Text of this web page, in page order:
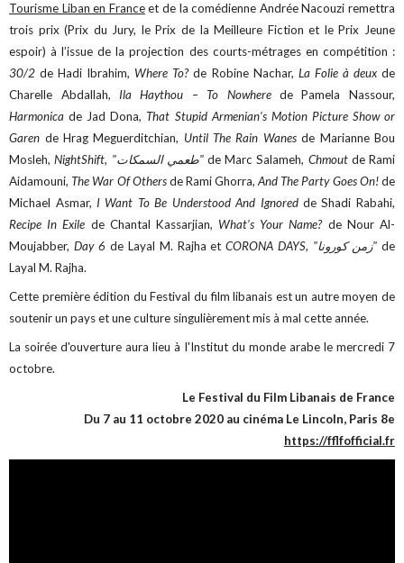
Tourisme Liban en Franceet de la comédienne Andrée Nacouzi remettra
trois prix (Prix du Jury, le Prix de la Meilleure Fiction et le Prix Jeune
espoir) à l’issue de la projection des courts-métrages en compétition :
30/2de Hadi Ibrahim, Where To?de Robine Nachar, La Folie à deuxde
Charelle Abdallah, Ila Haythou – To Nowherede Pamela Nassour,
Harmonica de Jad Dona,That Stupid Armenian’s Motion Picture Show or
Garen de Hrag Meguerditchian, Until The Rain Wanesde Marianne Bou
Mosleh,
NightShift, "طعمي السمكات"de Marc Salameh, Chmoutde Rami
Aidamouni,The War Of Othersde Rami Ghorra,And The Party Goes On!de
Michael Asmar, I Want To Be Understood And Ignoredde Shadi Rabahi,
Recipe In Exile de Chantal Kassarjian, What’s Your Name?de Nour Al-
Moujabber,Day 6 de Layal M. Rajha et CORONA DAYS, "زمن كورونا" de
Layal M. Rajha.
Cette première édition du Festival du film libanais est un autre moyen de
soutenir un pays et une culture singulièrement mis à mal cette année.
La soirée d'ouverture aura lieu à l'Institut du monde arabe le mercredi 7
octobre.
Le Festival du Film Libanais de France
Du 7 au 11 octobre 2020 au cinéma Le Lincoln, Paris 8e
https://fflfofficial.fr